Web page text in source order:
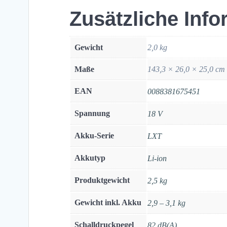
Zusätzliche
Gewicht 2,0 kg
Maße 143,3 × 26,0 × 25,0 cm
EAN 0088381675451
Spannung 18 V
Akku-Serie LXT
Akkutyp Li-ion
Produktgewicht 2,5 kg
Gewicht inkl. Akku 2,9 – 3,1 kg
Schalldruckpegel 82 dB(A)